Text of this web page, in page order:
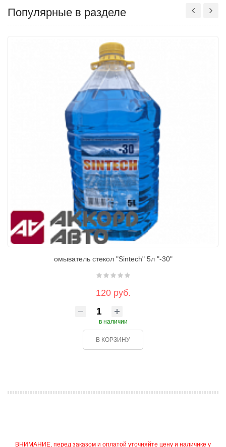
Популярные в разделе
омыватель стекол "Sintech" 5л "-30"
120 руб.
в наличии
В КОРЗИНУ
ВНИМАНИЕ, перед заказом и оплатой уточняйте цену и наличике у